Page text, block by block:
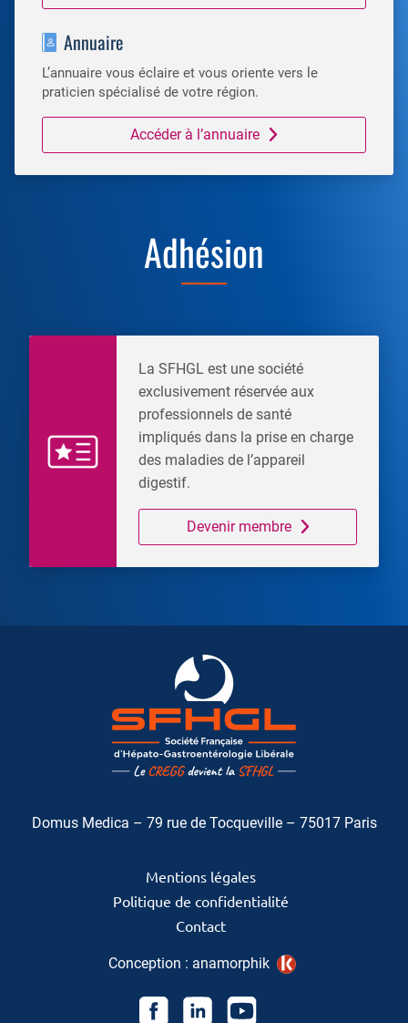
Annuaire
L’annuaire vous éclaire et vous oriente vers le
praticien spécialisé de votre région.
Accéder à l’annuaire
Adhésion
La SFHGL est une société
exclusivement réservée aux
professionnels de santé
impliqués dans la prise en charge
des maladies de l’appareil
digestif.
Devenir membre
Domus Medica – 79 rue de Tocqueville – 75017 Paris
Mentions légales
Politique de confidentialité
Contact
Conception : anamorphik